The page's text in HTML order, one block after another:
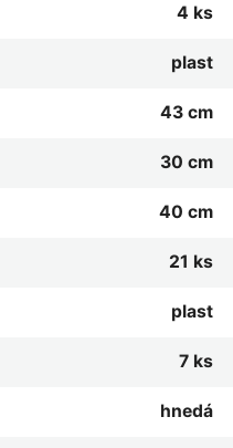
4 ks
plast
43 cm
30 cm
40 cm
21 ks
plast
7 ks
hnedá